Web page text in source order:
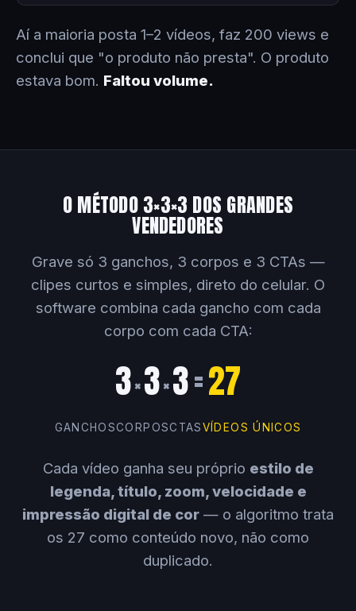
Aí a maioria posta 1–2 vídeos, faz 200 views e
conclui que "o produto não presta". O produto
estava bom. Faltou volume.
O MÉTODO 3×3×3 DOS GRANDES
VENDEDORES
Grave só 3 ganchos, 3 corpos e 3 CTAs —
clipes curtos e simples, direto do celular. O
software combina cada gancho com cada
corpo com cada CTA:
3×3×3=27
GANCHOSCORPOSCTASVÍDEOS ÚNICOS
Cada vídeo ganha seu próprio estilo de
legenda, título, zoom, velocidade e
impressão digital de cor — o algoritmo trata
os 27 como conteúdo novo, não como
duplicado.